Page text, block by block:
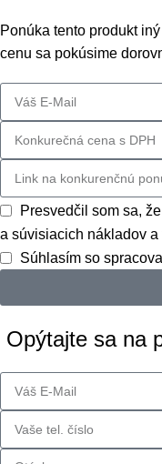
SOLÁRNE
Ponúka tento produkt
cenu sa pokúsime
Presvedčil som sa,
a súvisiacich nákladov
Súhlasím so
Opýtajte sa na